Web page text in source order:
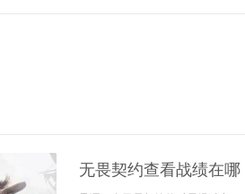
无畏契约查看战绩在哪